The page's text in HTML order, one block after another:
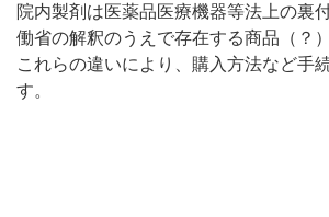
院内製剤は医薬品医療機器等法上の裏
働省の解釈のうえで存在する商品（？）
これらの違いにより、購入方法など手
す。